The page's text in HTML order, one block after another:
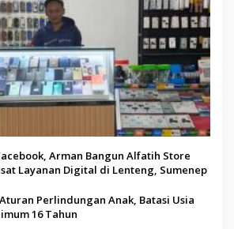
Arman Bangun Alfatih Store
Layanan Digital di Lenteng, Sumenep
Perlindungan Anak, Batasi Usia
16 Tahun